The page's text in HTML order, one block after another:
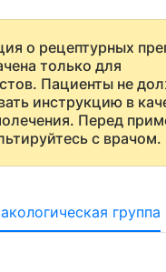
о рецептурных
только для
Пациенты не
инструкцию в
Перед
с врачом.
группа